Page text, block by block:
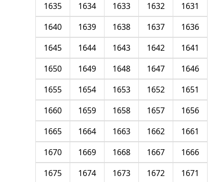
1631
1632
1633
1634
1635
1636
1637
1638
1639
1640
1641
1642
1643
1644
1645
1646
1647
1648
1649
1650
1651
1652
1653
1654
1655
1656
1657
1658
1659
1660
1661
1662
1663
1664
1665
1666
1667
1668
1669
1670
1671
1672
1673
1674
1675